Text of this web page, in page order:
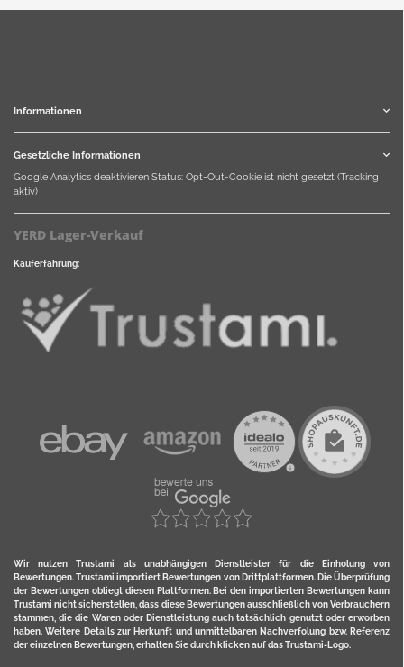
Informationen
Gesetzliche Informationen
Google Analytics deaktivieren Status: Opt-Out-Cookie ist nicht gesetzt (Tracking
aktiv)
YERD Lager-Verkauf
Kauferfahrung:
Wir nutzen Trustami als unabhängigen Dienstleister für die Einholung von
Bewertungen. Trustami importiert Bewertungen von Drittplattformen. Die Überprüfung
der Bewertungen obliegt diesen Plattformen. Bei den importierten Bewertungen kann
Trustami nicht sicherstellen, dass diese Bewertungen ausschließlich von Verbrauchern
stammen, die die Waren oder Dienstleistung auch tatsächlich genutzt oder erworben
haben. Weitere Details zur Herkunft und unmittelbaren Nachverfolung bzw. Referenz
der einzelnen Bewertungen, erhalten Sie durch klicken auf das Trustami-Logo.